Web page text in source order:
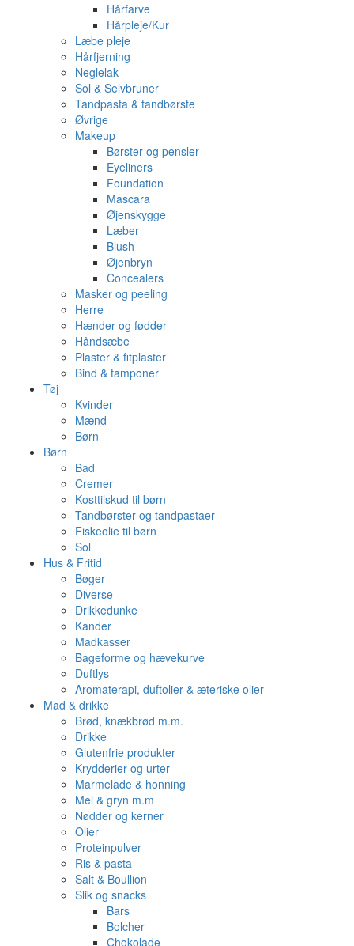
Hårfarve
Hårpleje/Kur
Læbe pleje
Hårfjerning
Neglelak
Sol & Selvbruner
Tandpasta & tandbørste
Øvrige
Makeup
Børster og pensler
Eyeliners
Foundation
Mascara
Øjenskygge
Læber
Blush
Øjenbryn
Concealers
Masker og peeling
Herre
Hænder og fødder
Håndsæbe
Plaster & fitplaster
Bind & tamponer
Tøj
Kvinder
Mænd
Børn
Børn
Bad
Cremer
Kosttilskud til børn
Tandbørster og tandpastaer
Fiskeolie til børn
Sol
Hus & Fritid
Bøger
Diverse
Drikkedunke
Kander
Madkasser
Bageforme og hævekurve
Duftlys
Aromaterapi, duftolier & æteriske olier
Mad & drikke
Brød, knækbrød m.m.
Drikke
Glutenfrie produkter
Krydderier og urter
Marmelade & honning
Mel & gryn m.m
Nødder og kerner
Olier
Proteinpulver
Ris & pasta
Salt & Boullion
Slik og snacks
Bars
Bolcher
Chokolade